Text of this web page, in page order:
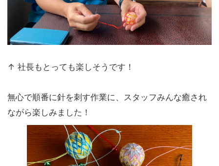
↑ 社長もとっても楽しそうです！
無心で順番に針を刺す作業に、スタッフみんな癒され
ながら楽しみました！